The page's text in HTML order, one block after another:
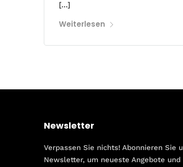
[…]
Weiterlesen
Newsletter
Verpassen Sie nichts! Abonnieren Sie
Newsletter, um neueste Angebote und